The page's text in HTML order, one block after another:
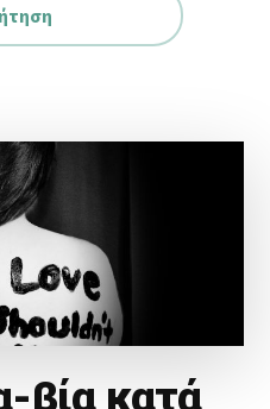
βία κατά